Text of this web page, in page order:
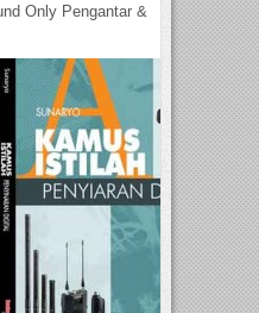
Only Pengantar &